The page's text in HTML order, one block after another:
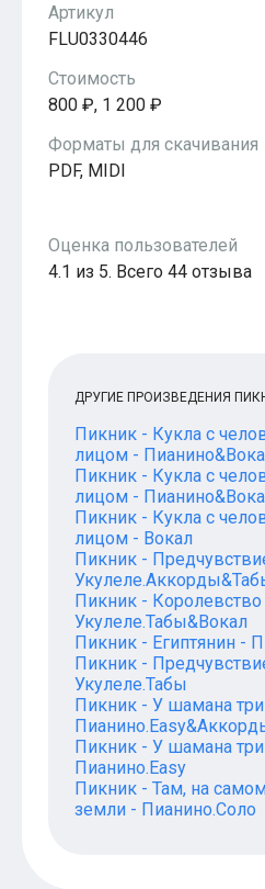
Популярное
Бесплатные
Артикул
FLU0330446
Стоимость
800 ₽, 1 200 ₽
Форматы для скачивания
PDF, MIDI
Оценка пользователей
4.1 из 5. Всего 44 отзыва
ДРУГИЕ ПРОИЗВЕДЕНИЯ
Пикник - Кукла с
лицом -
Пикник - Кукла с
лицом -
Пикник - Кукла с
лицом - Вокал
Пикник -
Пикник -
Укулеле.Табы&Вокал
Пикник - Египтянин -
Пикник -
Укулеле.Табы
Пикник - У шамана
Пикник - У шамана
Пианино.Easy
Пикник - Там, на
земли - Пианино.Соло